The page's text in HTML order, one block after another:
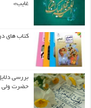
غایب»
کتاب های
بررسی
حضرت ولی